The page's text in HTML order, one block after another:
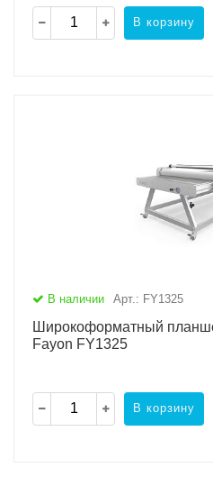
В корзину
В наличии Арт.: FY1325
Широкоформатный
Fayon FY1325
В корзину